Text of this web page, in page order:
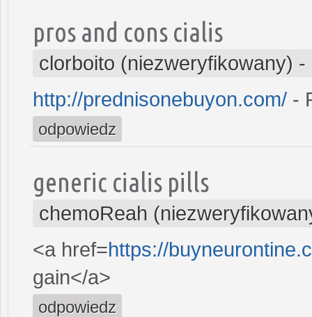
pros and cons cialis
clorboito (niezweryfikowany) -
http://prednisonebuyon.com/ -
odpowiedz
generic cialis pills
chemoReah
<a href=https://
gain</a>
odpowiedz